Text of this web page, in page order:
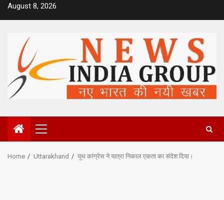
SkipAugust 8, 2026
Primary
Menu
Home Uttarakhand यूथ कांग्रेस ने यात्रा निकाल एकता का संदेश दिया।